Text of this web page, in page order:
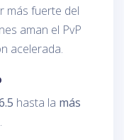
más fuerte del
aman el PvP
acelerada.
hasta la más
.